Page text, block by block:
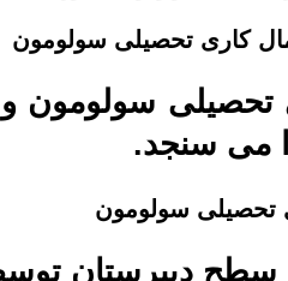
کاری تحصیلی سولومون
سولومون و
می سنجد.
تحصیلی سولومون